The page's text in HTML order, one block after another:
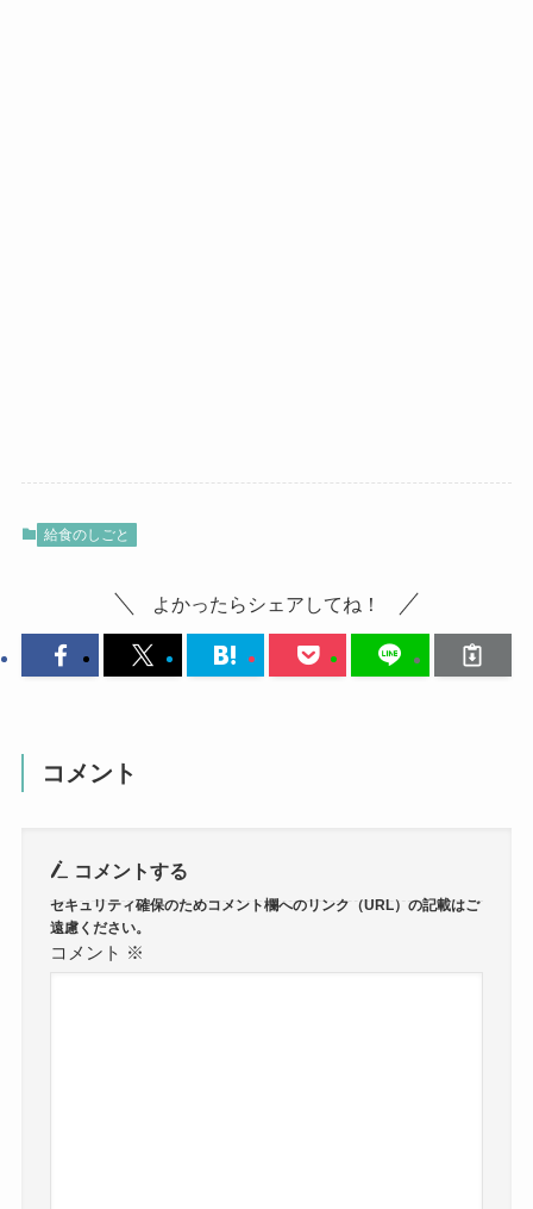
給食のしごと
よかったらシェアしてね！
コメント
コメントする
コメント ※